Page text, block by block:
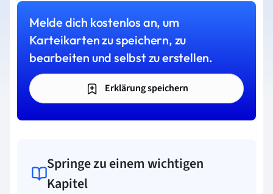
Melde dich kostenlos an, um
Karteikarten zu speichern, zu
bearbeiten und selbst zu erstellen.
Erklärung speichern
Springe zu einem wichtigen
Kapitel